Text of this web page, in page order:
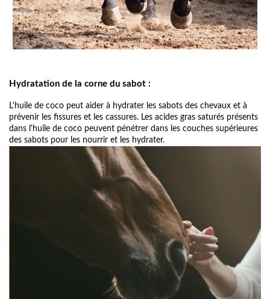
Hydratation de la corne du sabot :
L'huile de coco peut aider à hydrater les sabots des chevaux et à
prévenir les ﬁssures et les cassures. Les acides gras saturés présents
dans l'huile de coco peuvent pénétrer dans les couches supérieures
des sabots pour les nourrir et les hydrater.